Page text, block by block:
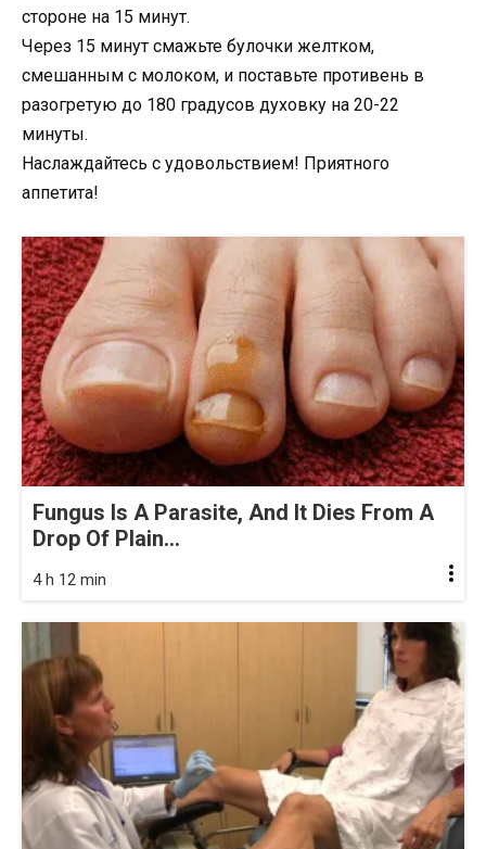
стороне на 15 минут.
Через 15 минут смажьте булочки желтком,
смешанным с молоком, и поставьте противень в
разогретую до 180 градусов духовку на 20-22
минуты.
Наслаждайтесь с удовольствием! Приятного
аппетита!
Fungus Is A Parasite, And It Dies From A
Drop Of Plain...
4 h 12 min